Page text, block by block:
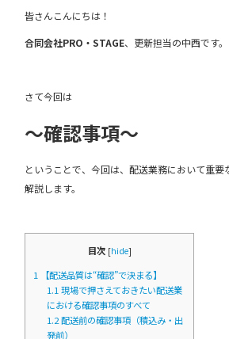
皆さんこんにちは！
合同会社PRO・STAGE、更新担当の中西です。
さて今回は
～確認事項～
ということで、今回は、配送業務において重要
解説します。
目次 [hide]
1
【配送品質は“確認”で決まる】
1.1 現場で押さえておきたい配送業
における確認事項のすべて
1.2配送前の確認事項（積込み・出
発前）